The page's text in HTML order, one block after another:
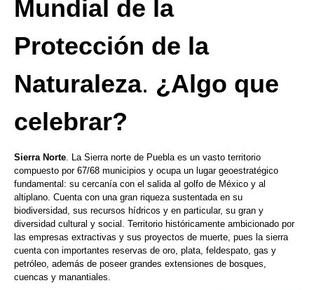
Mundial de la
Protección de la
Naturaleza. ¿Algo que
celebrar?
Sierra Norte. La Sierra norte de Puebla es un vasto territorio
compuesto por 67/68 municipios y ocupa un lugar geoestratégico
fundamental: su cercanía con el salida al golfo de México y al
altiplano. Cuenta con una gran riqueza sustentada en su
biodiversidad, sus recursos hídricos y en particular, su gran y
diversidad cultural y social. Territorio históricamente ambicionado por
las empresas extractivas y sus proyectos de muerte, pues la sierra
cuenta con importantes reservas de oro, plata, feldespato, gas y
petróleo, además de poseer grandes extensiones de bosques,
cuencas y manantiales.